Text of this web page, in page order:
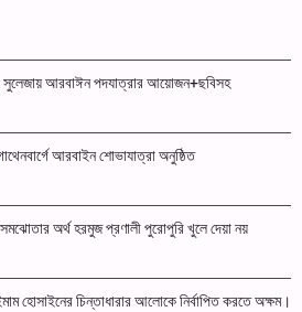
সুলেজায় আরবাঈন পদযাত্রার আয়োজন+ছবিসহ
আরবাইন শোভাযাত্রা অনুষ্ঠিত
অর্থ হরমুজ প্রণালী পুরোপুরি খুলে দেয়া নয়
হোসাইনের চিন্তাধারার আলোকে নির্বাপিত করতে অক্ষম।